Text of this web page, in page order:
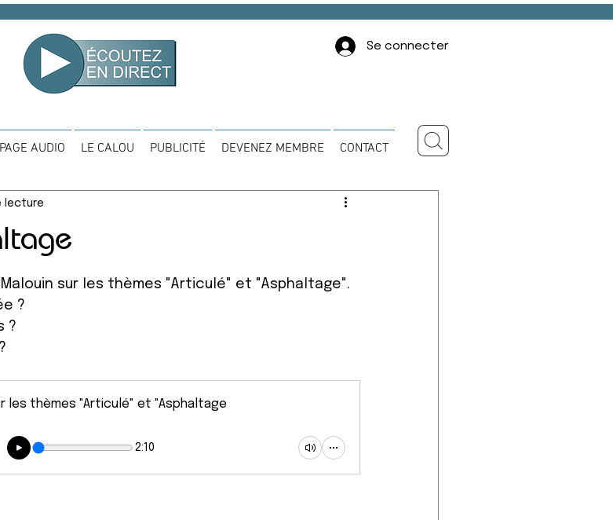
AUDIO LE CALOU PUBLICITÉ DEVENEZ MEMBRE CONTACT
Se connecter
lecture
sur les thèmes "Articulé" et "Asphaltage".
?
?
les thèmes "Articulé" et "Asphaltage
2:10